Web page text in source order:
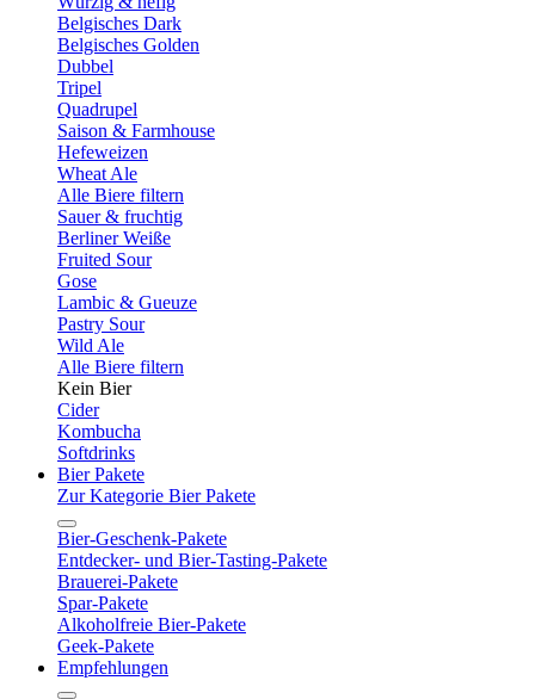
Belgisches Dark
Belgisches Golden
Dubbel
Tripel
Quadrupel
Saison & Farmhouse
Hefeweizen
Wheat Ale
Alle Biere filtern
Sauer & fruchtig
Berliner Weiße
Fruited Sour
Gose
Lambic & Gueuze
Pastry Sour
Wild Ale
Alle Biere filtern
Kein Bier
Cider
Kombucha
Softdrinks
Bier Pakete
Zur Kategorie Bier Pakete
Bier-Geschenk-Pakete
Entdecker- und Bier-Tasting-Pakete
Brauerei-Pakete
Spar-Pakete
Alkoholfreie Bier-Pakete
Geek-Pakete
Empfehlungen